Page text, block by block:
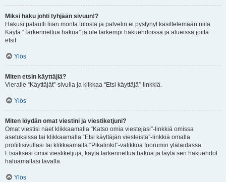
Miksi haku johti tyhjään sivuun!?
Hakusi palautti liian monta tulosta ja palvelin ei pystynyt käsittelemään niitä.
Käytä “Tarkennettua hakua” ja ole tarkempi hakuehdoissa ja alueissa joilta
etsit.
Ylös
Miten etsin käyttäjiä?
Vieraile “Käyttäjät”-sivulla ja klikkaa “Etsi käyttäjä”-linkkiä.
Ylös
Miten löydän omat viestini ja viestiketjuni?
Omat viestisi näet klikkaamalla “Katso omia viestejäsi”-linkkiä omissa
asetuksissa tai klikkaamalla “Etsi käyttäjän viesteistä”-linkkiä omalla
profiilisivullasi tai klikkaamalla “Pikalinkit”-valikkoa foorumin ylälaidassa.
Etsiäksesi omia viestiketjuja, käytä tarkennettua hakua ja täytä sen hakuehdot
haluamallasi tavalla.
Ylös